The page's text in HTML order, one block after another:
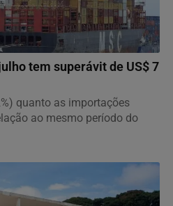
tem superávit de US$ 7
quanto as importações
ao mesmo período do